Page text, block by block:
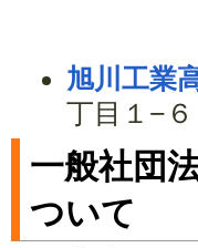
旭川工業
丁目１−６
一般社団
ついて